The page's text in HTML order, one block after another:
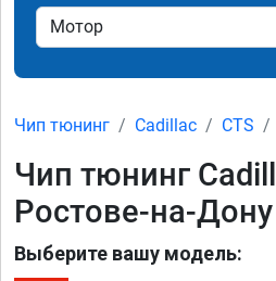
Чип тюнинг Cadillac CTS
Чип тюнинг
Ростове-на-Дону
Выберите вашу модель: